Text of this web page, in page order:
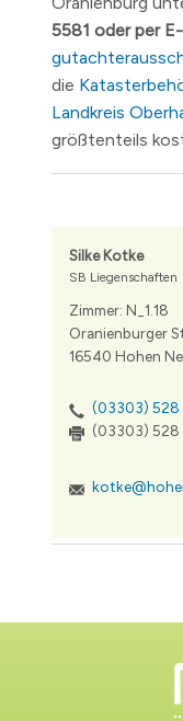
5581 oder per
die
Landkreis
größtenteils
Silke Kotke
SB Liegenschaften
Zimmer: N_1.18
Oranienburger
16540 Hohen
(03303) 528
(03303) 528